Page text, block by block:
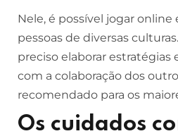
Nele, é possível jogar
pessoas de diversas
preciso elaborar
com a colaboração dos
recomendado para os
Os cuidados